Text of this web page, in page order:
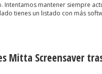
Intentamos mantener siempre
tienes un listado con más
Mitta Screensaver